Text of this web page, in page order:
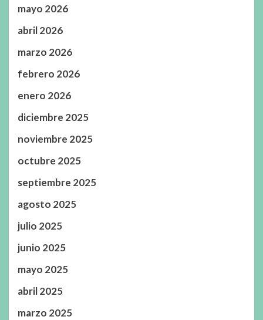
mayo 2026
abril 2026
marzo 2026
febrero 2026
enero 2026
diciembre 2025
noviembre 2025
octubre 2025
septiembre 2025
agosto 2025
julio 2025
junio 2025
mayo 2025
abril 2025
marzo 2025